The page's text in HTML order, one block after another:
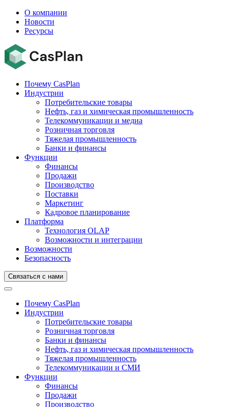
О компании
Новости
Ресурсы
Почему CasPlan
Индустрии
Потребительские товары
Нефть, газ и химическая промышленность
Телекоммуникации и медиа
Розничная торговля
Тяжелая промышленность
Банки и финансы
Функции
Финансы
Продажи
Производство
Поставки
Маркетинг
Кадровое планирование
Платформа
Технология OLAP
Возможности и интеграции
Возможности
Безопасность
Связаться с нами
Почему CasPlan
Индустрии
Потребительские товары
Розничная торговля
Банки и финансы
Нефть, газ и химическая промышленность
Тяжелая промышленность
Телекоммуникации и СМИ
Функции
Финансы
Продажи
Производство